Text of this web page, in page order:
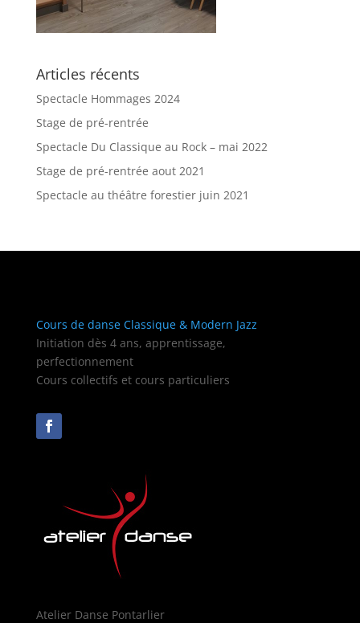
Articles récents
Spectacle Hommages 2024
Stage de pré-rentrée
Spectacle Du Classique au Rock – mai 2022
Stage de pré-rentrée aout 2021
Spectacle au théâtre forestier juin 2021
Cours de danse Classique & Modern Jazz
Initiation dès 4 ans, apprentissage,
perfectionnement
Cours collectifs et cours particuliers
Atelier Danse Pontarlier